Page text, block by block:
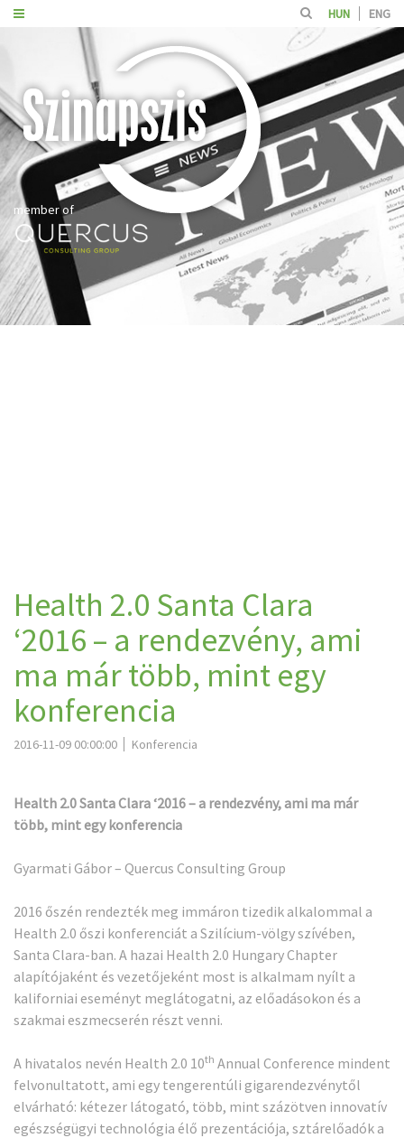
HUN ENG
member of
Health 2.0 Santa Clara
‘2016 – a rendezvény, ami
ma már több, mint egy
konferencia
2016-11-09 00:00:00 Konferencia
Health 2.0 Santa Clara ‘2016 – a rendezvény, ami ma már
több, mint egy konferencia
Gyarmati Gábor – Quercus Consulting Group
2016 őszén rendezték meg immáron tizedik alkalommal a
Health 2.0 őszi konferenciát a Szilícium-völgy szívében,
Santa Clara-ban. A hazai Health 2.0 Hungary Chapter
alapítójaként és vezetőjeként most is alkalmam nyílt a
kaliforniai eseményt meglátogatni, az előadásokon és a
szakmai eszmecserén részt venni.
A hivatalos nevén Health 2.0 10th Annual Conference mindent
felvonultatott, ami egy tengerentúli gigarendezvénytől
elvárható: kétezer látogató, több, mint százötven innovatív
egészségügyi technológia élő prezentációja, sztárelőadók a